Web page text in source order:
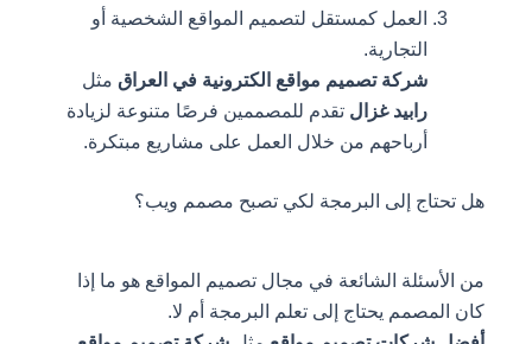
العمل كمستقل لتصميم المواقع الشخصية أو
التجارية.
شركة تصميم مواقع الكترونية في العراق مثل
رابيد غزال تقدم للمصممين فرصًا متنوعة لزيادة
أرباحهم من خلال العمل على مشاريع مبتكرة.
هل تحتاج إلى البرمجة لكي تصبح مصمم ويب؟
من الأسئلة الشائعة في مجال تصميم المواقع هو ما إذا
كان المصمم يحتاج إلى تعلم البرمجة أم لا.